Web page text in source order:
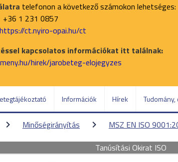
telefonon a következő számokon lehetséges:
1 231 0857
https://ct.nyiro-opai.hu/ct
kapcsolatos információkat itt találnak:
hirek/jarobeteg-elojegyzes
Információk Hírek
Minőségirányítás MSZ EN ISO
Tanúsítási Okirat ISO